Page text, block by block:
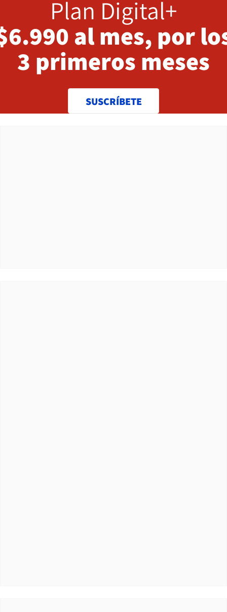
Plan Digital+
al mes, por
3 primeros meses
SUSCRÍBETE